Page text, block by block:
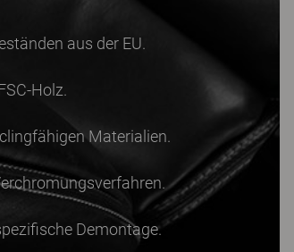
aus der EU.
Holz.
Materialien.
Demontage.